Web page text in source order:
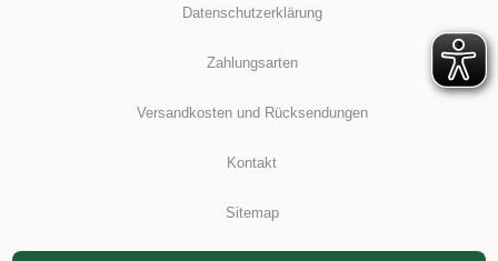
Datenschutzerklärung
Zahlungsarten
Versandkosten und Rücksendungen
Kontakt
Sitemap